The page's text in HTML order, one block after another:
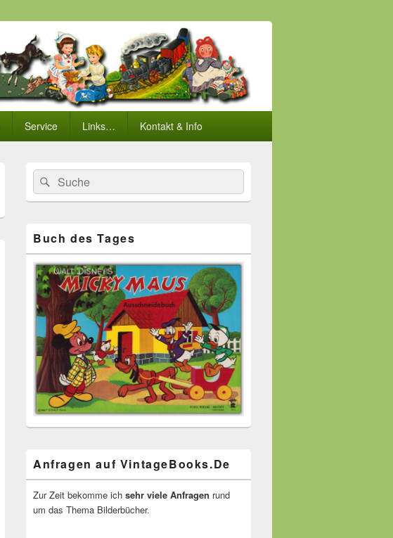
Service Links… Kontakt & Info
Primärer
Seitenleisten
Widget-
Bereich
Search
for:
Suche
Buch des Tages
Anfragen auf VintageBooks.De
Zur Zeit bekomme ich sehr viele Anfragen rund
um das Thema Bilderbücher.